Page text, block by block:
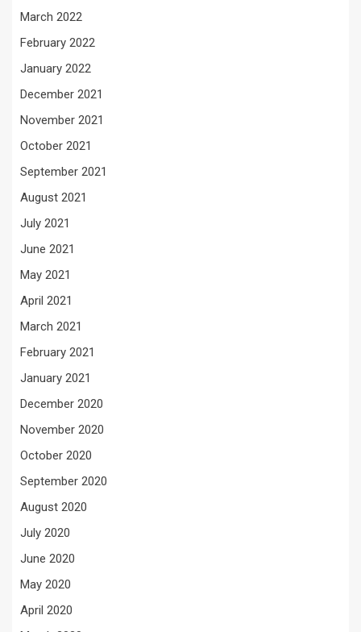
March 2022
February 2022
January 2022
December 2021
November 2021
October 2021
September 2021
August 2021
July 2021
June 2021
May 2021
April 2021
March 2021
February 2021
January 2021
December 2020
November 2020
October 2020
September 2020
August 2020
July 2020
June 2020
May 2020
April 2020